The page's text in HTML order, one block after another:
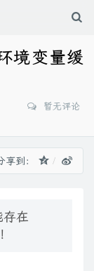
境变量缓
暂无评论
享到：
存在